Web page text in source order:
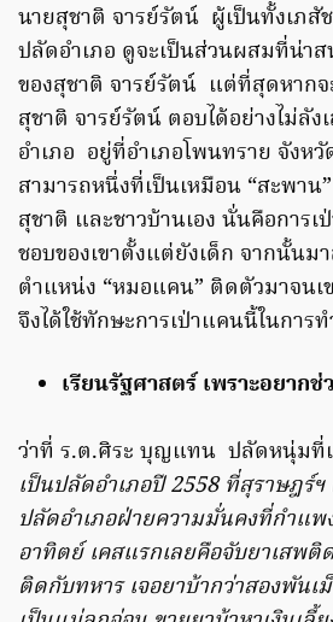
นายสุชาติ จารย์รัตน์ ผู้เป็นทั้งเภ
ปลัดอำเภอ ดูจะเป็นส่วนผสมที่น่าส
ของสุชาติ จารย์รัตน์ แต่ที่สุดหากจ
สุชาติ จารย์รัตน์ ตอบได้อย่างไม่ลัง
อำเภอ อยู่ที่อำเภอโพนทราย จังห
สามารถหนึ่งที่เป็นเหมือน “สะพาน
สุชาติ และชาวบ้านเอง นั่นคือการเ
ชอบของเขาตั้งแต่ยังเด็ก จากนั้นม
ตำแหน่ง “หมอแคน” ติดตัวมาจนเ
จึงได้ใช้ทักษะการเป่าแคนนี้ในการ
เรียนรัฐศาสตร์ เพราะอยาก
ว่าที่ ร.ต.ศิระ บุญแทน ปลัดหนุ่มที่
เป็นปลัดอำเภอปี 2558 ที่สุราษฎร์
ปลัดอำเภอฝ่ายความมั่นคงที่กำแพ
อาทิตย์ เคสแรกเลยคือจับยาเสพติ
ติดกับทหาร เจอยาบ้ากว่าสองพันเ